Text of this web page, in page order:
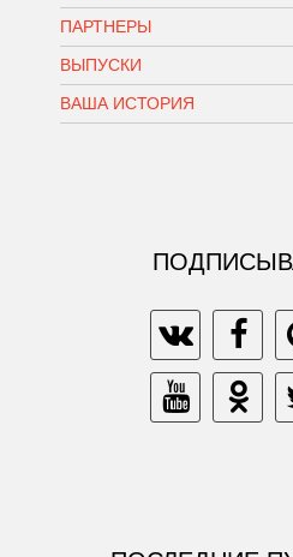
ПАРТНЕРЫ
ВЫПУСКИ
ВАША ИСТОРИЯ